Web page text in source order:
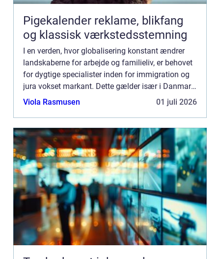
Pigekalender reklame, blikfang
og klassisk værkstedsstemning
I en verden, hvor globalisering konstant ændrer
landskaberne for arbejde og familieliv, er behovet
for dygtige specialister inden for immigration og
jura vokset markant. Dette gælder især i Danmark,
hvor immigrationsreglerne er komp...
Viola Rasmusen 01 juli 2026